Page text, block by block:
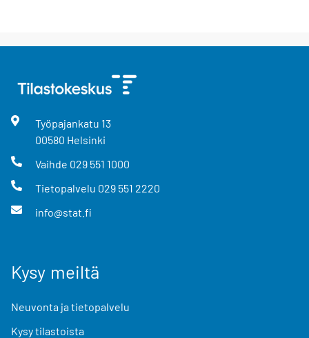
Työpajankatu 13
00580 Helsinki
Vaihde 029 551 1000
Tietopalvelu 029 551 2220
info@stat.fi
Kysy meiltä
Neuvonta ja tietopalvelu
Kysy tilastoista